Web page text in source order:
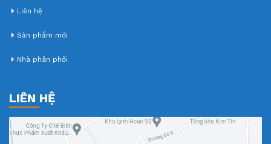
Liên hệ
Sản phẩm mới
Nhà phân phối
LIÊN HỆ